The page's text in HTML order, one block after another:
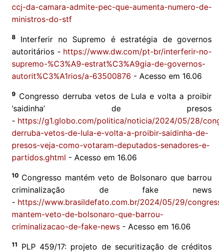
ccj-da-camara-admite-pec-que-aumenta-numero-de-
ministros-do-stf
8
Interferir no Supremo é estratégia de governos
autoritários - https://www.dw.com/pt-br/interferir-no-
supremo-%C3%A9-estrat%C3%A9gia-de-governos-
autorit%C3%A1rios/a-63500876 - Acesso em 16.06
9 Congresso derruba vetos de Lula e volta a proibir
‘saidinha’ de presos
- https://g1.globo.com/politica/noticia/2024/05/28/
derruba-vetos-de-lula-e-volta-a-proibir-saidinha-de-
presos-veja-como-votaram-deputados-senadores-e-
partidos.ghtml - Acesso em 16.06
10 Congresso mantém veto de Bolsonaro que barrou
criminalização de fake news
- https://www.brasildefato.com.br/2024/05/29/
mantem-veto-de-bolsonaro-que-barrou-
criminalizacao-de-fake-news - Acesso em 16.06
11
PLP 459/17: projeto de securitização de créditos